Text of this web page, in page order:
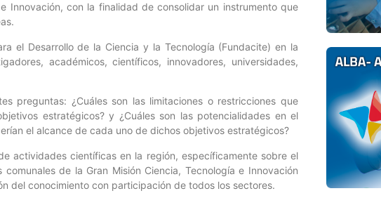
Innovación, con la finalidad de consolidar un instrumento que
el Desarrollo de la Ciencia y la Tecnología (Fundacite) en la
académicos, científicos, innovadores, universidades,
preguntas: ¿Cuáles son las limitaciones o restricciones que
estratégicos? y ¿Cuáles son las potencialidades en el
el alcance de cada uno de dichos objetivos estratégicos?
actividades científicas en la región, específicamente sobre el
de la Gran Misión Ciencia, Tecnología e Innovación
del conocimiento con participación de todos los sectores.